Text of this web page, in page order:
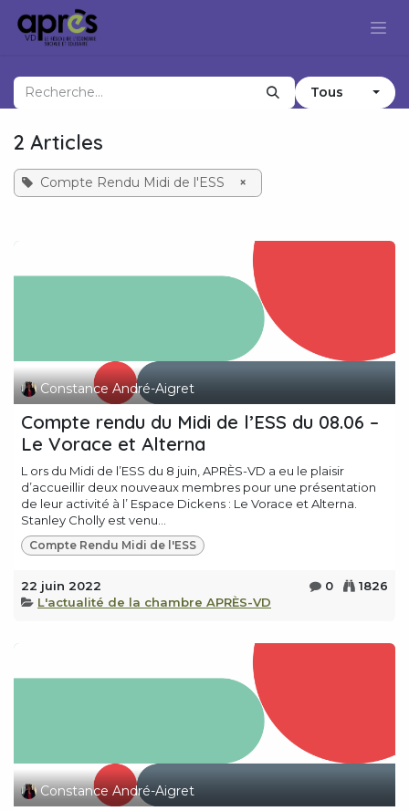
Se rendre au contenu
Tous
2 Articles
Compte Rendu Midi de l'ESS ×
Constance André-Aigret
Compte rendu du Midi de l’ESS du 08.06 –
Le Vorace et Alterna
L ors du Midi de l’ESS du 8 juin, APRÈS-VD a eu le plaisir
d’accueillir deux nouveaux membres pour une présentation
de leur activité à l’ Espace Dickens : Le Vorace et Alterna.
Stanley Cholly est venu...
Compte Rendu Midi de l'ESS
22 juin 2022 0
1826
L'actualité de la chambre APRÈS-VD
Constance André-Aigret